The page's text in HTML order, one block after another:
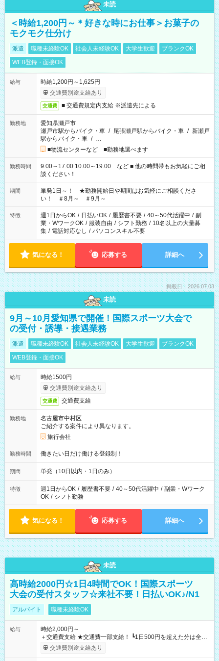
未読
＜時給1,200円～＊好きな時にお仕事＞お菓子の
モクモク仕分け
派遣 職種未経験OK 社会人未経験OK 大学生歓迎
ブランクOK
WEB登録・面接OK
給与
時給1,200円～1,625円
交通費別途支給あり
交通費 ■ 交通費規定内支給 ※派遣先による
勤務地
愛知県瀬戸市
瀬戸市駅からバイク・車 / 尾張瀬戸駅からバイク・車 / 新瀬戸
駅からバイク・車 / …
■物流センターなど ■勤務地選べます
勤務時間
9:00～17:00 10:00～19:00 など ■ 他の時間帯もお気軽にご相
談ください！
期間
単発1日～！ ★勤務開始日や期間はお気軽にご相談くださ
い！ ＃8月～ ＃9月～
特徴 週1日からOK / 日払いOK / 履歴書不要 / 40～50代活躍中 / 副
業・WワークOK / 服装自由 / シフト勤務 / 10名以上の大量募
集 / 電話対応なし / パソコンスキル不要
気になる！ 応募する 詳細へ
掲載日：2026.07.03
未読
9月～10月愛知県で開催！国際スポーツ大会で
の受付・誘導・接遇業務
派遣 職種未経験OK 社会人未経験OK 大学生歓迎
ブランクOK
WEB登録・面接OK
給与
時給1500円
交通費別途支給あり
交通費 交通費支給
勤務地
名古屋市中村区
ご紹介する案件により異なります。
旅行会社
勤務時間 働きたい日だけ働ける登録制！
期間 単発（10日以内・1日のみ）
特徴 週1日からOK / 履歴書不要 / 40～50代活躍中 / 副業・Wワーク
OK / シフト勤務
気になる！ 応募する 詳細へ
未読
高時給2000円☆1日4時間でOK！国際スポーツ
大会の受付スタッフ☆来社不要！日払いOK♪/N1
アルバイト 職種未経験OK
給与
時給2,000円～
＋交通費支給 ★交通費一部支給！ ┗1日500円を超えた分は全額
支給！ ※往復500円以内の方は自己負担となります ★日払い
OK！（規定あり） ┗働いたその日に現金GET♪ お仕事後はコン
交通費別途支給あり